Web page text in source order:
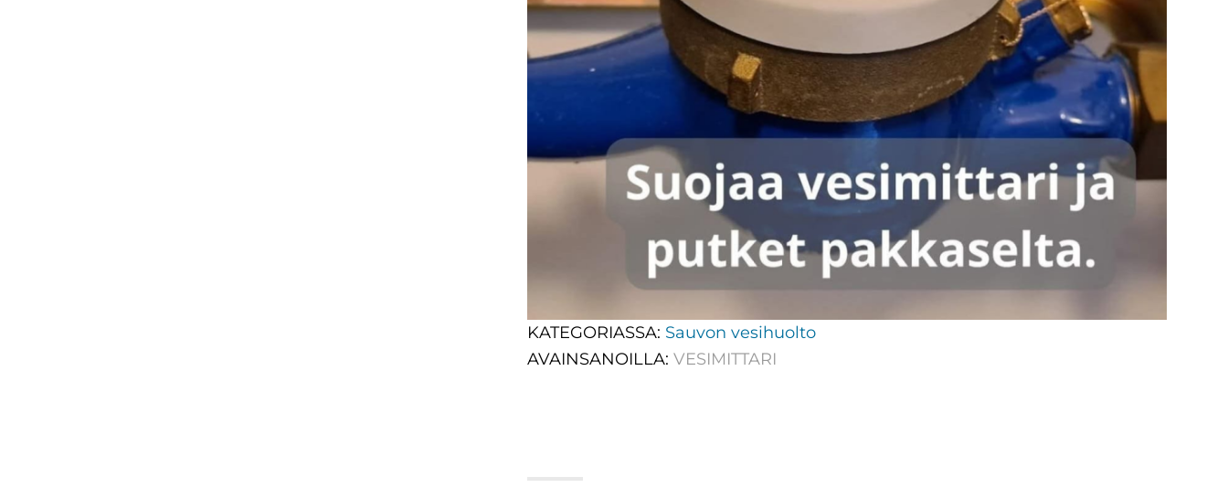
KATEGORIASSA: Sauvon vesihuolto
AVAINSANOILLA: VESIMITTARI